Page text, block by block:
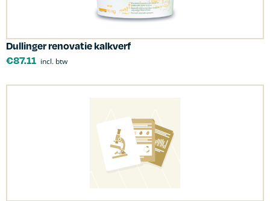
Dullinger renovatie kalkverf
€87.11 incl. btw